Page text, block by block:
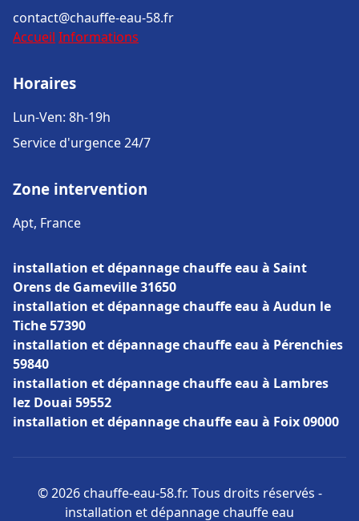
contact@chauffe-eau-58.fr
Accueil Informations
Horaires
Lun-Ven: 8h-19h
Service d'urgence 24/7
Zone intervention
Apt, France
installation et dépannage chauffe eau à Saint
Orens de Gameville 31650
installation et dépannage chauffe eau à Audun le
Tiche 57390
installation et dépannage chauffe eau à Pérenchies
59840
installation et dépannage chauffe eau à Lambres
lez Douai 59552
installation et dépannage chauffe eau à Foix 09000
© 2026 chauffe-eau-58.fr. Tous droits réservés -
installation et dépannage chauffe eau